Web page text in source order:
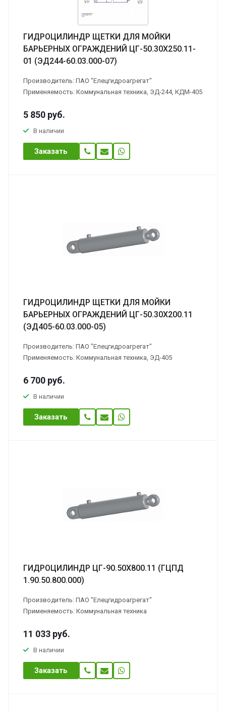
ГИДРОЦИЛИНДР ЩЕТКИ ДЛЯ МОЙКИ
БАРЬЕРНЫХ ОГРАЖДЕНИЙ ЦГ-50.30Х250.11-
01 (ЭД244-60.03.000-07)
Производитель: ПАО "Елецгидроагрегат"
Применяемость: Коммунальная техника, ЭД-244, КДМ-405
5 850 руб.
В наличии
Заказать
ГИДРОЦИЛИНДР ЩЕТКИ ДЛЯ МОЙКИ
БАРЬЕРНЫХ ОГРАЖДЕНИЙ ЦГ-50.30Х200.11
(ЭД405-60.03.000-05)
Производитель: ПАО "Елецгидроагрегат"
Применяемость: Коммунальная техника, ЭД-405
6 700 руб.
В наличии
Заказать
ГИДРОЦИЛИНДР ЦГ-90.50Х800.11 (ГЦПД
1.90.50.800.000)
Производитель: ПАО "Елецгидроагрегат"
Применяемость: Коммунальная техника
11 033 руб.
В наличии
Заказать